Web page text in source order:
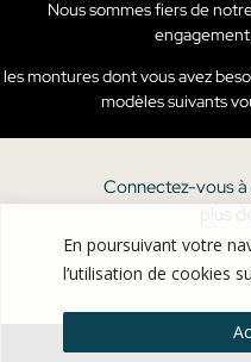
En poursuivant votre
l’utilisation de cookies
Nous sommes fiers de
les montures dont vous avez
modèles suivants
Connectez-vous